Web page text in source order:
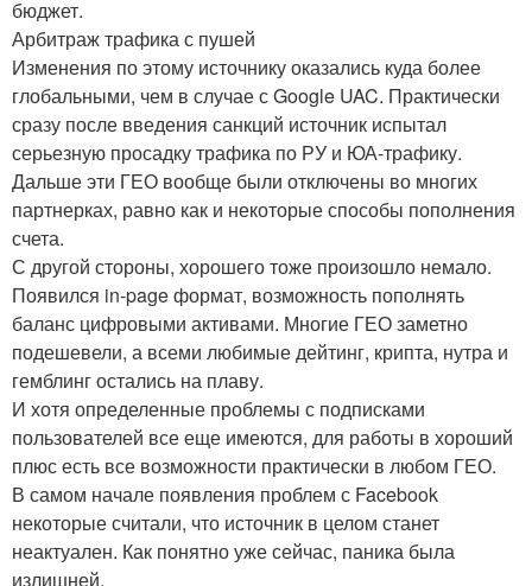
бюджет.
Арбитраж трафика с пушей
Изменения по этому источнику оказались куда более
глобальными, чем в случае с Google UAC. Практически
сразу после введения санкций источник испытал
серьезную просадку трафика по РУ и ЮА-трафику.
Дальше эти ГЕО вообще были отключены во многих
партнерках, равно как и некоторые способы пополнения
счета.
С другой стороны, хорошего тоже произошло немало.
Появился in-page формат, возможность пополнять
баланс цифровыми активами. Многие ГЕО заметно
подешевели, а всеми любимые дейтинг, крипта, нутра и
гемблинг остались на плаву.
И хотя определенные проблемы с подписками
пользователей все еще имеются, для работы в хороший
плюс есть все возможности практически в любом ГЕО.
В самом начале появления проблем с Facebook
некоторые считали, что источник в целом станет
неактуален. Как понятно уже сейчас, паника была
излишней.